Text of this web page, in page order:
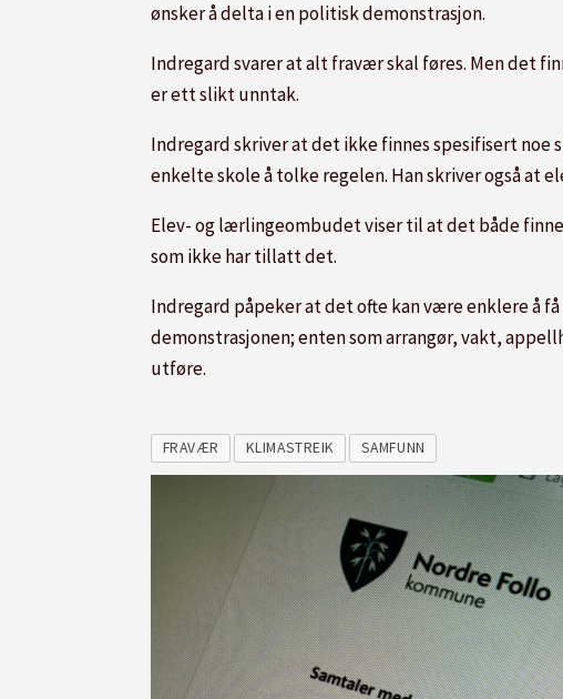
ønsker å delta i en politisk demonstrasjon.
Indregard svarer at alt fravær skal føres. Men det
er ett slikt unntak.
Indregard skriver at det ikke finnes spesifisert
enkelte skole å tolke regelen. Han skriver også at
Elev- og lærlingeombudet viser til at det både
som ikke har tillatt det.
Indregard påpeker at det ofte kan være enklere å
demonstrasjonen; enten som arrangør, vakt,
utføre.
FRAVÆR KLIMASTREIK SAMFUNN